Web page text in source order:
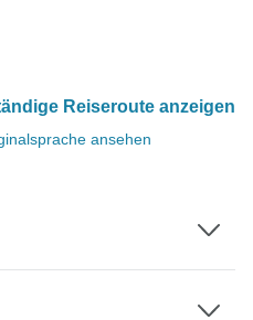
Reiseroute anzeigen
ansehen